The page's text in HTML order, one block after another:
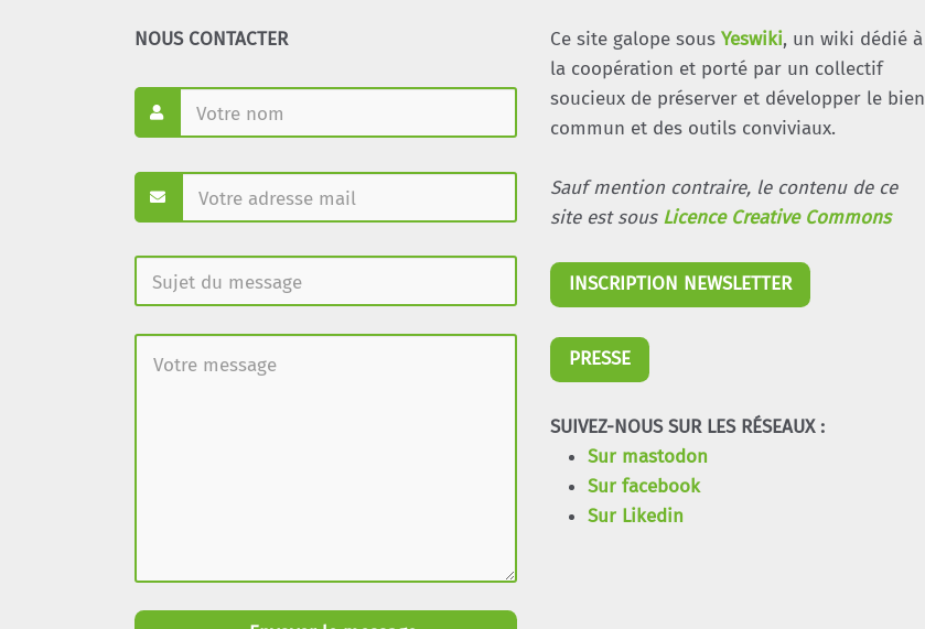
NOUS CONTACTER Ce site galope sous Yeswiki, un wiki dédié à
la coopération et porté par un collectif
soucieux de préserver et développer le bien
commun et des outils conviviaux.
Sauf mention contraire, le contenu de ce
site est sous Licence Creative Commons
INSCRIPTION NEWSLETTER
PRESSE
SUIVEZ-NOUS SUR LES RÉSEAUX :
Sur mastodon
Sur facebook
Sur Likedin